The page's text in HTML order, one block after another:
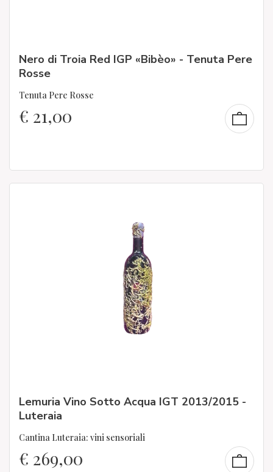
Nero di Troia Red IGP «Bibèo» - Tenuta Pere
Rosse
Tenuta Pere Rosse
€ 21,00
Lemuria Vino Sotto Acqua IGT 2013/2015 -
Luteraia
Cantina Luteraia: vini sensoriali
€ 269,00